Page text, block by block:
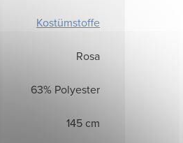
Kostümstoffe
Rosa
63% Polyester
145 cm